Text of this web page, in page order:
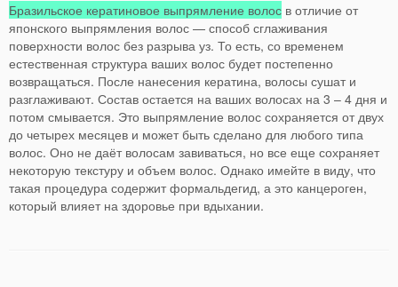
Бразильское кератиновое выпрямление волос в отличие от
японского выпрямления волос — способ сглаживания
поверхности волос без разрыва уз. То есть, со временем
естественная структура ваших волос будет постепенно
возвращаться. После нанесения кератина, волосы сушат и
разглаживают. Состав остается на ваших волосах на 3 – 4 дня и
потом смывается. Это выпрямление волос сохраняется от двух
до четырех месяцев и может быть сделано для любого типа
волос. Оно не даёт волосам завиваться, но все еще сохраняет
некоторую текстуру и объем волос. Однако имейте в виду, что
такая процедура содержит формальдегид, а это канцероген,
который влияет на здоровье при вдыхании.